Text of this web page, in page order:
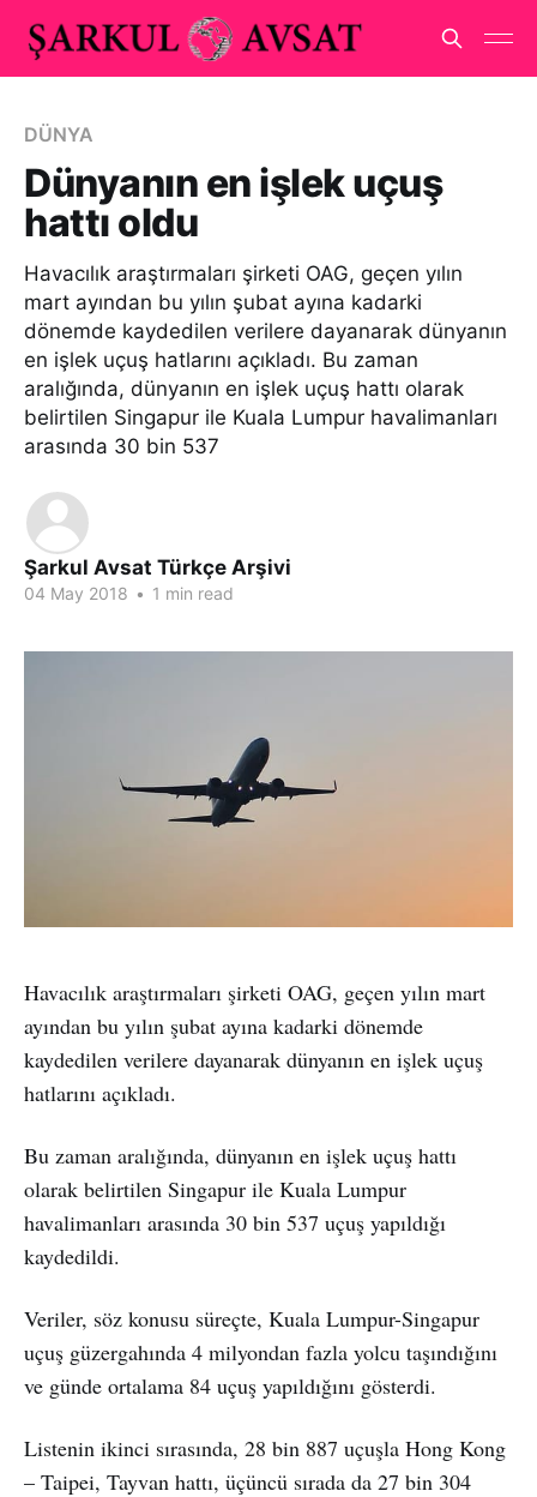
DÜNYA
Dünyanın en işlek uçuş
hattı oldu
Havacılık araştırmaları şirketi OAG, geçen yılın
mart ayından bu yılın şubat ayına kadarki
dönemde kaydedilen verilere dayanarak dünyanın
en işlek uçuş hatlarını açıkladı. Bu zaman
aralığında, dünyanın en işlek uçuş hattı olarak
belirtilen Singapur ile Kuala Lumpur havalimanları
arasında 30 bin 537
Şarkul Avsat Türkçe Arşivi
04 May 2018 • 1 min read
Havacılık araştırmaları şirketi OAG, geçen yılın mart
ayından bu yılın şubat ayına kadarki dönemde
kaydedilen verilere dayanarak dünyanın en işlek uçuş
hatlarını açıkladı.
Bu zaman aralığında, dünyanın en işlek uçuş hattı
olarak belirtilen Singapur ile Kuala Lumpur
havalimanları arasında 30 bin 537 uçuş yapıldığı
kaydedildi.
Veriler, söz konusu süreçte, Kuala Lumpur-Singapur
uçuş güzergahında 4 milyondan fazla yolcu taşındığını
ve günde ortalama 84 uçuş yapıldığını gösterdi.
Listenin ikinci sırasında, 28 bin 887 uçuşla Hong Kong
– Taipei, Tayvan hattı, üçüncü sırada da 27 bin 304